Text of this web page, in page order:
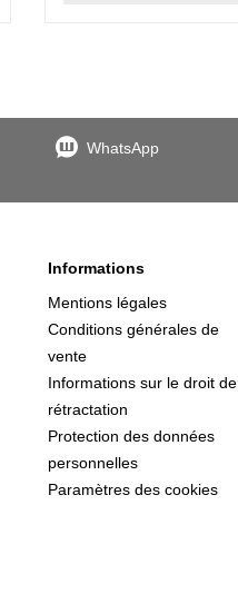
WhatsApp
Informations
Mentions légales
Conditions générales de
vente
Informations sur le droit de
rétractation
Protection des données
personnelles
Paramètres des cookies